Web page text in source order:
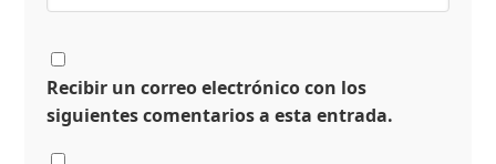
Recibir un correo electrónico con los
siguientes comentarios a esta entrada.